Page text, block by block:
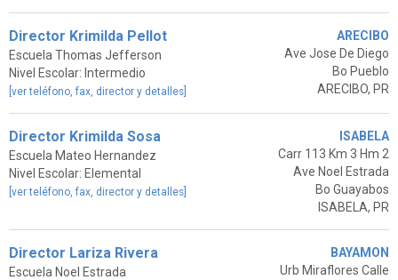
Director Krimilda Pellot
Escuela Thomas Jefferson
Nivel Escolar: Intermedio
[ver teléfono, fax, director y detalles]
ARECIBO
Ave Jose De Diego
Bo Pueblo
ARECIBO, PR
Director Krimilda Sosa
Escuela Mateo Hernandez
Nivel Escolar: Elemental
[ver teléfono, fax, director y detalles]
ISABELA
Carr 113 Km 3 Hm 2
Ave Noel Estrada
Bo Guayabos
ISABELA, PR
Director Lariza Rivera
Escuela Noel Estrada
BAYAMON
Urb Miraflores Calle